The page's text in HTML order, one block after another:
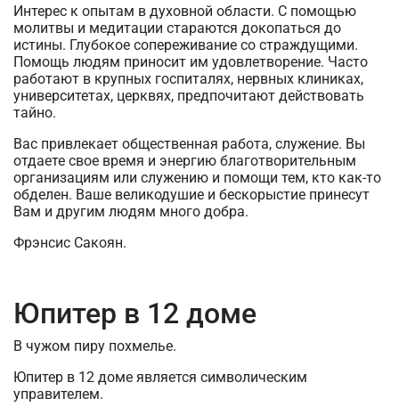
Интерес к опытам в духовной области. С помощью
молитвы и медитации стараются докопаться до
истины. Глубокое сопереживание со страждущими.
Помощь людям приносит им удовлетворение. Часто
работают в крупных госпиталях, нервных клиниках,
университетах, церквях, предпочитают действовать
тайно.
Вас привлекает общественная работа, служение. Вы
отдаете свое время и энергию благотворительным
организациям или служению и помощи тем, кто как-то
обделен. Ваше великодушие и бескорыстие принесут
Вам и другим людям много добра.
Фрэнсис Сакоян.
Юпитер в 12 доме
В чужом пиру похмелье.
Юпитер в 12 доме является символическим
управителем.